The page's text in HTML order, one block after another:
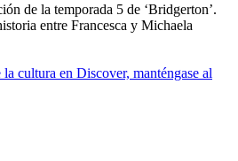
de la temporada 5 de ‘Bridgerton’.
entre Francesca y Michaela
cultura en Discover, manténgase al